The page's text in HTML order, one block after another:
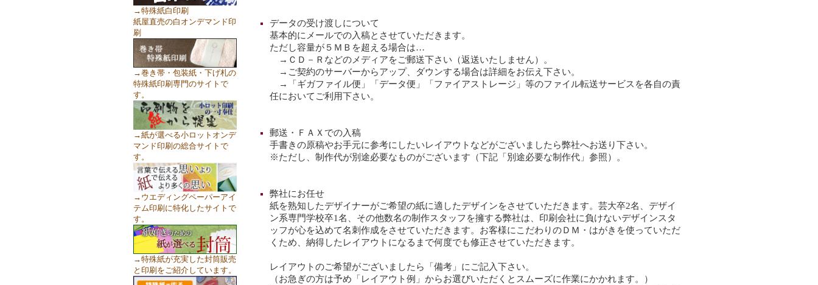
→特殊紙白印刷
紙屋直売の白オンデマンド印
刷
→巻き帯・包装紙・下げ札の
特殊紙印刷専門のサイトで
す。
→紙が選べる小ロットオンデ
マンド印刷の総合サイトで
す。
→ウエディングペーパーアイ
テム印刷に特化したサイトで
す。
→特殊紙が充実した封筒販売
と印刷をご紹介しています。
データの受け渡しについて
基本的にメールでの入稿とさせていただきます。
ただし容量が５ＭＢを超える場合は…
→ＣＤ－Ｒなどのメディアをご郵送下さい（返送いたしません）。
→ご契約のサーバーからアップ、ダウンする場合は詳細をお伝え下さい。
→「ギガファイル便」「データ便」「ファイアストレージ」等のファイル転送サービスを各自の責
任においてご利用下さい。
郵送・ＦＡＸでの入稿
手書きの原稿やお手元に参考にしたいレイアウトなどがございましたら弊社へお送り下さい。
※ただし、制作代が別途必要なものがございます（下記「別途必要な制作代」参照）。
弊社にお任せ
紙を熟知したデザイナーがご希望の紙に適したデザインをさせていただきます。芸大卒2名、デザイ
ン系専門学校卒1名、その他数名の制作スタッフを擁する弊社は、印刷会社に負けないデザインスタ
ッフが心を込めて名刺作成をさせていただきます。お客様にこだわりのＤＭ・はがきを使っていただ
くため、納得したレイアウトになるまで何度でも修正させていただきます。
レイアウトのご希望がございましたら「備考」にご記入下さい。
（お急ぎの方は予め「レイアウト例」からお選びいただくとスムーズに作業にかかれます。）